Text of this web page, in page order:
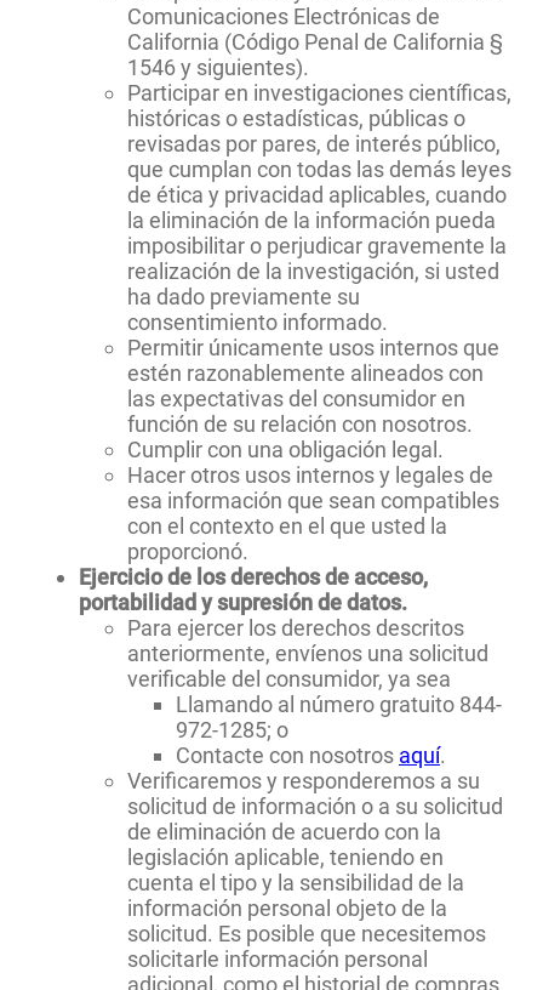
Comunicaciones Electrónicas de
California (Código Penal de California §
1546 y siguientes).
Participar en investigaciones científicas,
históricas o estadísticas, públicas o
revisadas por pares, de interés público,
que cumplan con todas las demás leyes
de ética y privacidad aplicables, cuando
la eliminación de la información pueda
imposibilitar o perjudicar gravemente la
realización de la investigación, si usted
ha dado previamente su
consentimiento informado.
Permitir únicamente usos internos que
estén razonablemente alineados con
las expectativas del consumidor en
función de su relación con nosotros.
Cumplir con una obligación legal.
Hacer otros usos internos y legales de
esa información que sean compatibles
con el contexto en el que usted la
proporcionó.
Ejercicio de los derechos de acceso,
portabilidad y supresión de datos.
Para ejercer los derechos descritos
anteriormente, envíenos una solicitud
verificable del consumidor, ya sea
Llamando al número gratuito 844-
972-1285; o
Contacte con nosotros aquí.
Verificaremos y responderemos a su
solicitud de información o a su solicitud
de eliminación de acuerdo con la
legislación aplicable, teniendo en
cuenta el tipo y la sensibilidad de la
información personal objeto de la
solicitud. Es posible que necesitemos
solicitarle información personal
adicional, como el historial de compras